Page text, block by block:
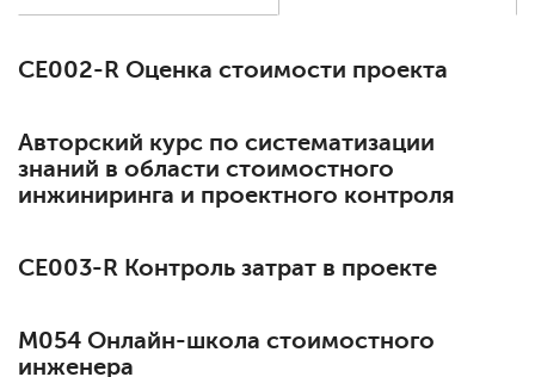
СЕ002-R Оценка стоимости проекта
Авторский курс по систематизации
знаний в области стоимостного
инжиниринга и проектного контроля
СЕ003-R Контроль затрат в проекте
М054 Онлайн-школа стоимостного
инженера